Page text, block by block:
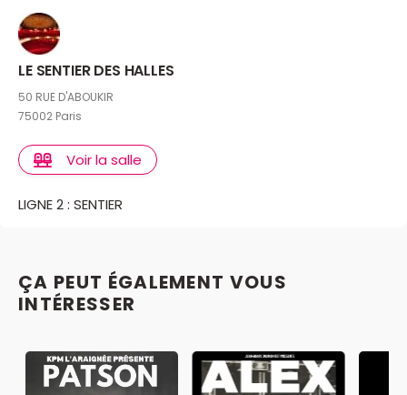
LE SENTIER DES HALLES
50 RUE D'ABOUKIR
75002 Paris
Voir la salle
LIGNE 2 : SENTIER
ÇA PEUT ÉGALEMENT VOUS
INTÉRESSER